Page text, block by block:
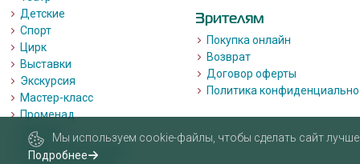
Детские
Спорт
Цирк
Выставки
Экскурсия
Мастер-класс
Променад
Лекции
Квизы, квесты, игры.
Зрителям
Покупка онлайн
Возврат
Договор оферты
Политика
Мы используем cookie-файлы, чтобы сделать сайт лучше
Подробнее